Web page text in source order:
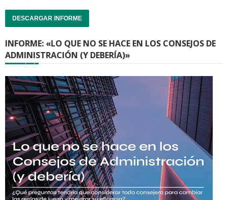
DESCARGAR INFORME
INFORME: «LO QUE NO SE HACE EN LOS CONSEJOS DE
ADMINISTRACIÓN (Y DEBERÍA)»